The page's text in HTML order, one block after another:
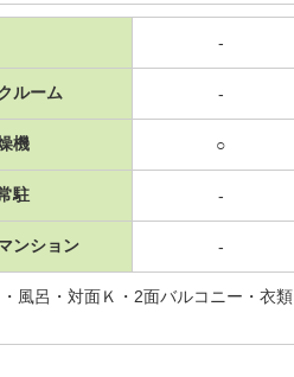
-
ルーム -
機 ○
駐 -
ンション -
風呂・対面Ｋ・2面バルコニー・衣類